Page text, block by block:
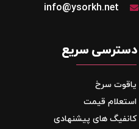
info@ysorkh.net
دسترسی سریع
یاقوت سرخ
استعلام قیمت
کانفیگ های پیشنهادی